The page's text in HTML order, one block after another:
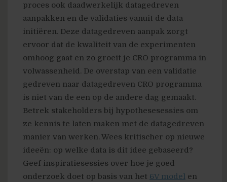
proces ook daadwerkelijk datagedreven
aanpakken en de validaties vanuit de data
initiëren. Deze datagedreven aanpak zorgt
ervoor dat de kwaliteit van de experimenten
omhoog gaat en zo groeit je CRO programma in
volwassenheid. De overstap van een validatie
gedreven naar datagedreven CRO programma
is niet van de een op de andere dag gemaakt.
Betrek stakeholders bij hypothesesessies om
ze kennis te laten maken met de datagedreven
manier van werken. Wees kritischer op nieuwe
ideeën: op welke data is dit idee gebaseerd?
Geef inspiratiesessies over hoe je goed
onderzoek doet op basis van het 6V model en